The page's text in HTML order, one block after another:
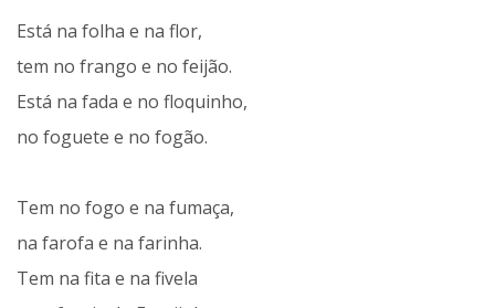
Está na folha e na flor,
tem no frango e no feijão.
Está na fada e no floquinho,
no foguete e no fogão.
Tem no fogo e na fumaça,
na farofa e na farinha.
Tem na fita e na fivela